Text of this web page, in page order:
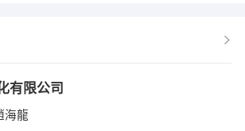
有限公司
海龍